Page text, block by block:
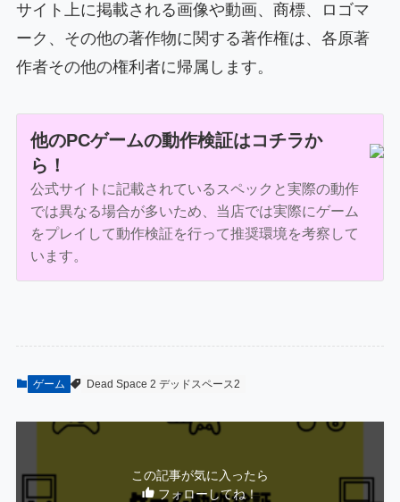
サイト上に掲載される画像や動画、商標、ロゴマ
ーク、その他の著作物に関する著作権は、各原著
作者その他の権利者に帰属します。
他のPCゲームの動作検証はコチラか
ら！
公式サイトに記載されているスペックと実際の動作
では異なる場合が多いため、当店では実際にゲーム
をプレイして動作検証を行って推奨環境を考察して
います。
ゲーム Dead Space 2 デッドスペース2
この記事が気に入ったら
フォローしてね！